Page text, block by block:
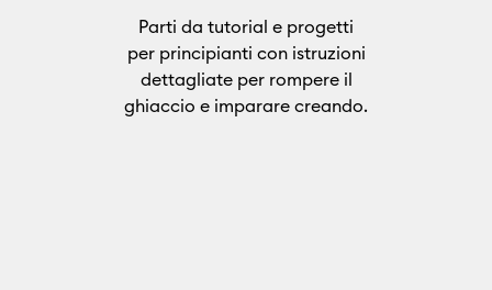
Parti da tutorial e progetti
per principianti con istruzioni
dettagliate per rompere il
ghiaccio e imparare creando.